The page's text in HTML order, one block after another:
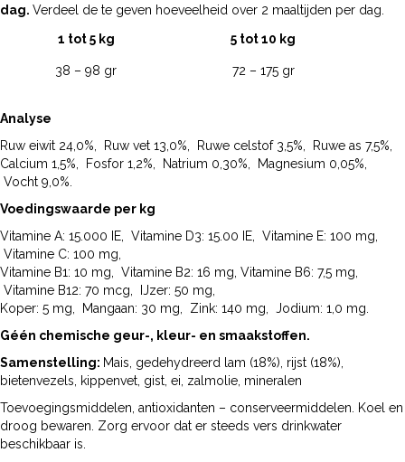
dag. Verdeel de te geven hoeveelheid over 2 maaltijden per dag.
1 tot 5 kg
5 tot 10 kg
38 – 98 gr 72 – 175 gr
Analyse
Ruw eiwit 24,0%, Ruw vet 13,0%, Ruwe celstof 3,5%, Ruwe as 7,5%,
Calcium 1,5%, Fosfor 1,2%, Natrium 0,30%, Magnesium 0,05%,
Vocht 9,0%.
Voedingswaarde per kg
Vitamine A: 15.000 IE, Vitamine D3: 15.00 IE, Vitamine E: 100 mg,
Vitamine C: 100 mg,
Vitamine B1: 10 mg, Vitamine B2: 16 mg, Vitamine B6: 7,5 mg,
Vitamine B12: 70 mcg, IJzer: 50 mg,
Koper: 5 mg, Mangaan: 30 mg, Zink: 140 mg, Jodium: 1,0 mg.
Géén chemische geur-, kleur- en smaakstoffen.
Samenstelling: Mais, gedehydreerd lam (18%), rijst (18%),
bietenvezels, kippenvet, gist, ei, zalmolie, mineralen
Toevoegingsmiddelen, antioxidanten – conserveermiddelen. Koel en
droog bewaren. Zorg ervoor dat er steeds vers drinkwater
beschikbaar is.